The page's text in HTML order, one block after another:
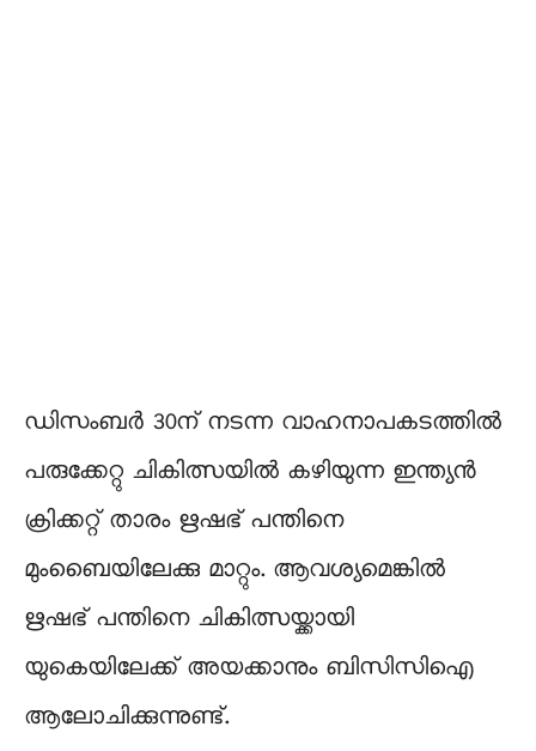
ഡിസംബർ 30ന് നടന്ന വാഹനാപകടത്തിൽ
പരുക്കേറ്റു ചികിത്സയിൽ കഴിയുന്ന ഇന്ത്യന്‍
ക്രിക്കറ്റ് താരം ഋഷഭ് പന്തിനെ
മുംബൈയിലേക്കു മാറ്റും. ആവശ്യമെങ്കിൽ
ഋഷഭ് പന്തിനെ ചികിത്സയ്ക്കായി
യുകെയിലേക്ക് അയക്കാനും ബിസിസിഐ
ആലോചിക്കുന്നുണ്ട്.